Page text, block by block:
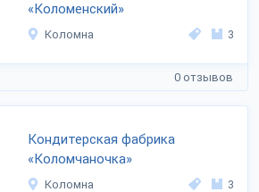
«Коломенский»
Коломна 3
0 отзывов
Кондитерская фабрика
«Коломчаночка»
Коломна 3